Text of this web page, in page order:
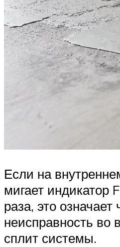
Если на
мигает индикатор
раза, это означает
неисправность во
сплит системы.